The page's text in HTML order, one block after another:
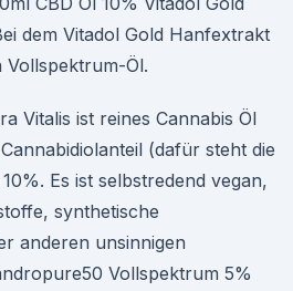
dem Vitadol Gold Hanfextrakt
Vollspektrum-Öl.
Vitalis ist reines Cannabis Öl
(dafür steht die
Es ist selbstredend vegan,
synthetische
anderen unsinnigen
Vollspektrum 5%